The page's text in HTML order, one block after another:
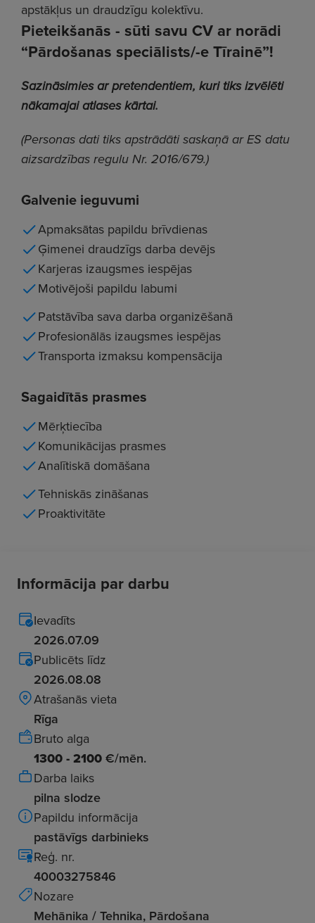
apstākļus un draudzīgu kolektīvu.
Pieteikšanās - sūti savu CV ar norādi
“Pārdošanas speciālists/-e Tīrainē”!
Sazināsimies ar pretendentiem, kuri tiks izvēlēti
nākamajai atlases kārtai.
(Personas dati tiks apstrādāti saskaņā ar ES datu
aizsardzības regulu Nr. 2016/679.)
Galvenie ieguvumi
Apmaksātas papildu brīvdienas
Ģimenei draudzīgs darba devējs
Karjeras izaugsmes iespējas
Motivējoši papildu labumi
Patstāvība sava darba organizēšanā
Profesionālās izaugsmes iespējas
Transporta izmaksu kompensācija
Sagaidītās prasmes
Mērķtiecība
Komunikācijas prasmes
Analītiskā domāšana
Tehniskās zināšanas
Proaktivitāte
Informācija par darbu
Ievadīts
2026.07.09
Publicēts līdz
2026.08.08
Atrašanās vieta
Rīga
Bruto alga
1300 - 2100 €/mēn.
Darba laiks
pilna slodze
Papildu informācija
pastāvīgs darbinieks
Reģ. nr.
40003275846
Nozare
Mehānika / Tehnika, Pārdošana